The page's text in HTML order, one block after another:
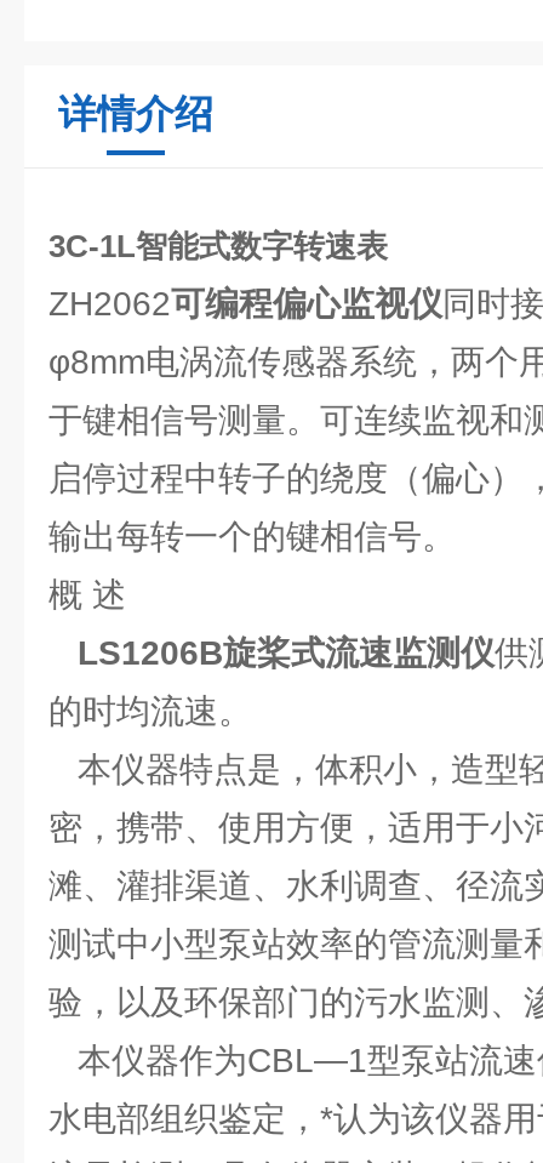
详情介绍
3C-1L智能式数字转速表
ZH2062可编程偏心监视仪同时
φ8mm电涡流传感器系统，两个
于键相信号测量。可连续监视和
启停过程中转子的绕度（偏心）
输出每转一个的键相信号。
概 述
LS1206B旋桨式流速监测仪供
的时均流速。
本仪器特点是，体积小，造型
密，携带、使用方便，适用于小
滩、灌排渠道、水利调查、径流
测试中小型泵站效率的管流测量
验，以及环保部门的污水监测
本仪器作为CBL—1型泵站流速
水电部组织鉴定，*认为该仪器